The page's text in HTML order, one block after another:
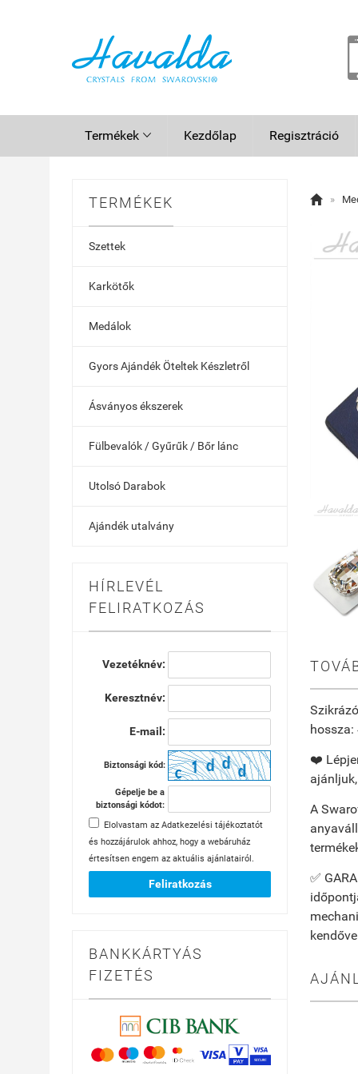
Termékek  Kezdőlap Regisztráció
TERMÉKEK
Szettek
Karkötők
Medálok
Gyors Ajándék Öteltek Készletről
Ásványos ékszerek
Fülbevalók / Gyűrűk / Bőr lánc
Utolsó Darabok
Ajándék utalvány
HÍRLEVÉL
FELIRATKOZÁS
Vezetéknév:
Keresztnév:
E-mail:
Biztonsági kód:
Gépelje be a
biztonsági kódot:
Elolvastam az Adatkezelési tájékoztatót
és hozzájárulok ahhoz, hogy a webáruház
értesítsen engem az aktuális ajánlatairól.
Feliratkozás
BANKKÁRTYÁS
FIZETÉS
 »
❤️
A
✅